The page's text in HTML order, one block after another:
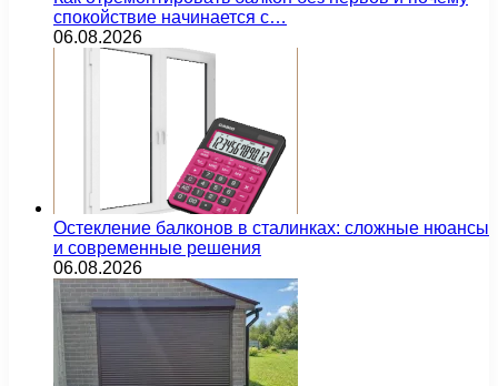
спокойствие начинается с…
06.08.2026
Остекление балконов в сталинках: сложные нюансы
и современные решения
06.08.2026